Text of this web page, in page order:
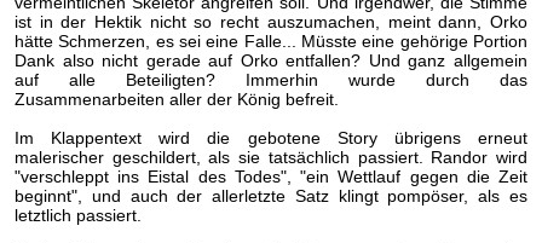
ist in der Hektik nicht so recht auszumachen, meint dann, Orko
hätte Schmerzen, es sei eine Falle... Müsste eine gehörige Portion
Dank also nicht gerade auf Orko entfallen? Und ganz allgemein
auf alle Beteiligten? Immerhin wurde durch das
Zusammenarbeiten aller der König befreit.
Im Klappentext wird die gebotene Story übrigens erneut
malerischer geschildert, als sie tatsächlich passiert. Randor wird
"verschleppt ins Eistal des Todes", "ein Wettlauf gegen die Zeit
beginnt", und auch der allerletzte Satz klingt pompöser, als es
letztlich passiert.